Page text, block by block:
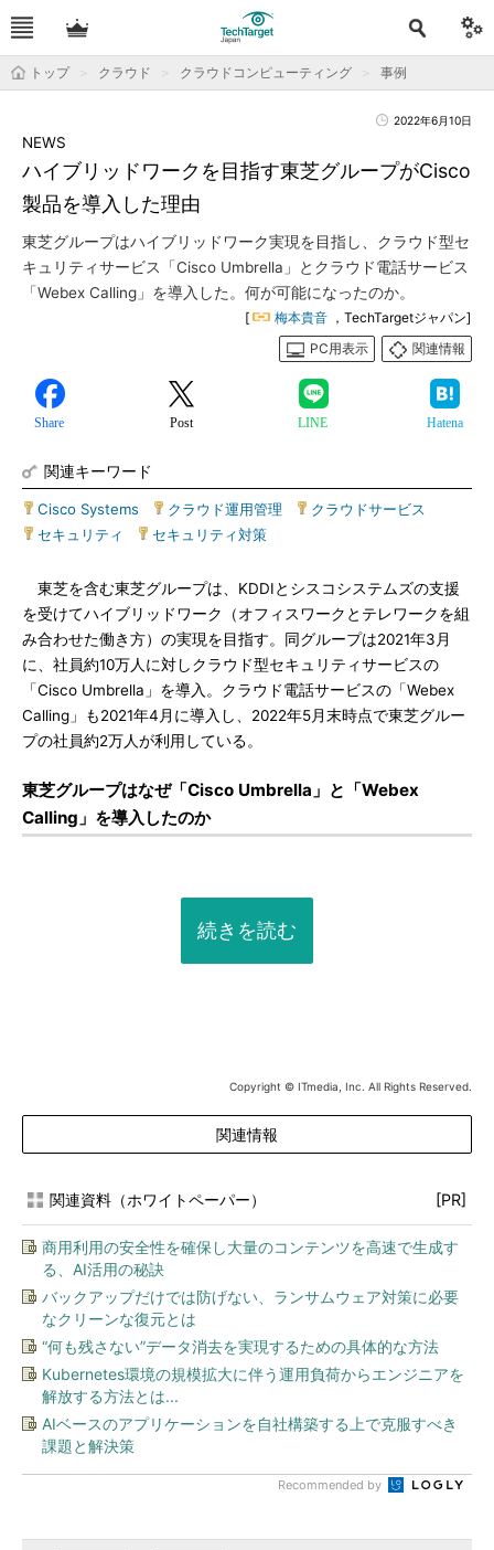
トップ クラウド クラウドコンピューティング 事例
2022年6月10日
ハイブリッドワークを目指す東芝グループがCisco
製品を導入した理由
NEWS
東芝グループはハイブリッドワーク実現を目指し、クラウド型セ
キュリティサービス「Cisco Umbrella」とクラウド電話サービス
「Webex Calling」を導入した。何が可能になったのか。
[ 梅本貴音 ，TechTargetジャパン]
PC用表示
関連情報
Share Post LINE Hatena
関連キーワード
Cisco Systems クラウド運用管理 クラウドサービス
セキュリティ
セキュリティ対策
東芝を含む東芝グループは、KDDIとシスコシステムズの支援
を受けてハイブリッドワーク（オフィスワークとテレワークを組
み合わせた働き方）の実現を目指す。同グループは2021年3月
に、社員約10万人に対しクラウド型セキュリティサービスの
「Cisco Umbrella」を導入。クラウド電話サービスの「Webex
Calling」も2021年4月に導入し、2022年5月末時点で東芝グルー
プの社員約2万人が利用している。
東芝グループはなぜ「Cisco Umbrella」と「Webex
Calling」を導入したのか
続きを読む
Copyright © ITmedia, Inc. All Rights Reserved.
関連情報
関連資料（ホワイトペーパー） [PR]
商用利用の安全性を確保し大量のコンテンツを高速で生成す
る、AI活用の秘訣
バックアップだけでは防げない、ランサムウェア対策に必要
なクリーンな復元とは
“何も残さない”データ消去を実現するための具体的な方法
Kubernetes環境の規模拡大に伴う運用負荷からエンジニアを
解放する方法とは...
AIベースのアプリケーションを自社構築する上で克服すべき
課題と解決策
Recommended by